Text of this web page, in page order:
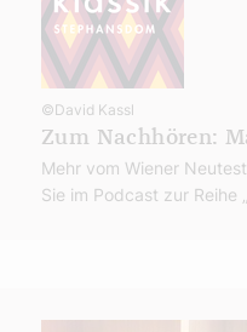
©David Kassl
Zum Nachhören:
Mehr vom Wiener
Sie im Podcast zur Reihe